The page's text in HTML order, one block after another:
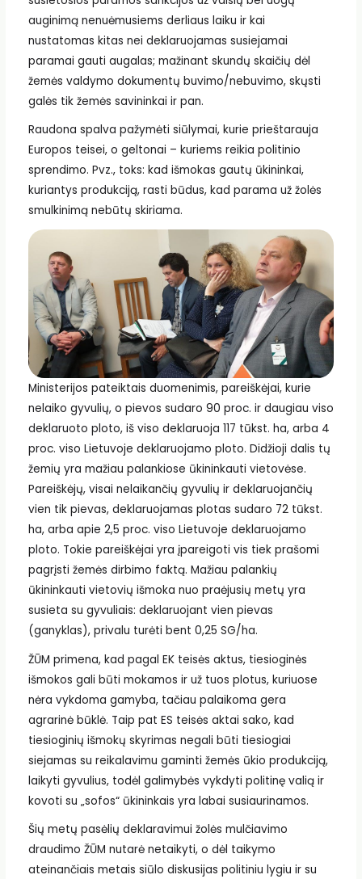
auginimą nenuėmusiems derliaus laiku ir kai
nustatomas kitas nei deklaruojamas susiejamai
paramai gauti augalas; mažinant skundų skaičių dėl
žemės valdymo dokumentų buvimo/nebuvimo, skųsti
galės tik žemės savininkai ir pan.
Raudona spalva pažymėti siūlymai, kurie prieštarauja
Europos teisei, o geltonai – kuriems reikia politinio
sprendimo. Pvz., toks: kad išmokas gautų ūkininkai,
kuriantys produkciją, rasti būdus, kad parama už žolės
smulkinimą nebūtų skiriama.
Ministerijos pateiktais duomenimis, pareiškėjai, kurie
nelaiko gyvulių, o pievos sudaro 90 proc. ir daugiau viso
deklaruoto ploto, iš viso deklaruoja 117 tūkst. ha, arba 4
proc. viso Lietuvoje deklaruojamo ploto. Didžioji dalis tų
žemių yra mažiau palankiose ūkininkauti vietovėse.
Pareiškėjų, visai nelaikančių gyvulių ir deklaruojančių
vien tik pievas, deklaruojamas plotas sudaro 72 tūkst.
ha, arba apie 2,5 proc. viso Lietuvoje deklaruojamo
ploto. Tokie pareiškėjai yra įpareigoti vis tiek prašomi
pagrįsti žemės dirbimo faktą. Mažiau palankių
ūkininkauti vietovių išmoka nuo praėjusių metų yra
susieta su gyvuliais: deklaruojant vien pievas
(ganyklas), privalu turėti bent 0,25 SG/ha.
ŽŪM primena, kad pagal EK teisės aktus, tiesioginės
išmokos gali būti mokamos ir už tuos plotus, kuriuose
nėra vykdoma gamyba, tačiau palaikoma gera
agrarinė būklė. Taip pat ES teisės aktai sako, kad
tiesioginių išmokų skyrimas negali būti tiesiogiai
siejamas su reikalavimu gaminti žemės ūkio produkciją,
laikyti gyvulius, todėl galimybės vykdyti politinę valią ir
kovoti su „sofos“ ūkininkais yra labai susiaurinamos.
Šių metų pasėlių deklaravimui žolės mulčiavimo
draudimo ŽŪM nutarė netaikyti, o dėl taikymo
ateinančiais metais siūlo diskusijas politiniu lygiu ir su